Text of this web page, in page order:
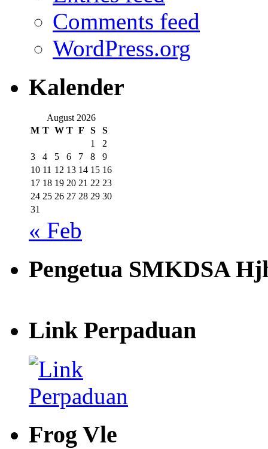
Comments feed
WordPress.org
Kalender
August 2026
M T W T F S
S
1
2
3
4 5 6 7 8
9
10 11 12 13 14 15 16
17 18 19 20 21 22 23
24 25 26 27 28 29 30
31
« Feb
Pengetua SMKDSA
Link Perpaduan
Frog Vle